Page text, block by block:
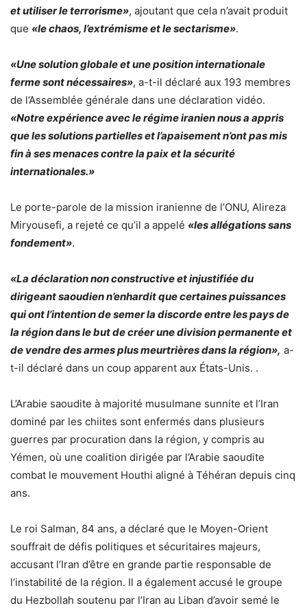
et utiliser le terrorisme», ajoutant que cela n’avait produit
que «le chaos, l’extrémisme et le sectarisme».
«Une solution globale et une position internationale
ferme sont nécessaires», a-t-il déclaré aux 193 membres
de l’Assemblée générale dans une déclaration vidéo.
«Notre expérience avec le régime iranien nous a appris
que les solutions partielles et l’apaisement n’ont pas mis
fin à ses menaces contre la paix et la sécurité
internationales.»
Le porte-parole de la mission iranienne de l’ONU, Alireza
Miryousefi, a rejeté ce qu’il a appelé «les allégations sans
fondement».
«La déclaration non constructive et injustifiée du
dirigeant saoudien n’enhardit que certaines puissances
qui ont l’intention de semer la discorde entre les pays de
la région dans le but de créer une division permanente et
de vendre des armes plus meurtrières dans la région», a-
t-il déclaré dans un coup apparent aux États-Unis. .
L’Arabie saoudite à majorité musulmane sunnite et l’Iran
dominé par les chiites sont enfermés dans plusieurs
guerres par procuration dans la région, y compris au
Yémen, où une coalition dirigée par l’Arabie saoudite
combat le mouvement Houthi aligné à Téhéran depuis cinq
ans.
Le roi Salman, 84 ans, a déclaré que le Moyen-Orient
souffrait de défis politiques et sécuritaires majeurs,
accusant l’Iran d’être en grande partie responsable de
l’instabilité de la région. Il a également accusé le groupe
du Hezbollah soutenu par l’Iran au Liban d’avoir semé le